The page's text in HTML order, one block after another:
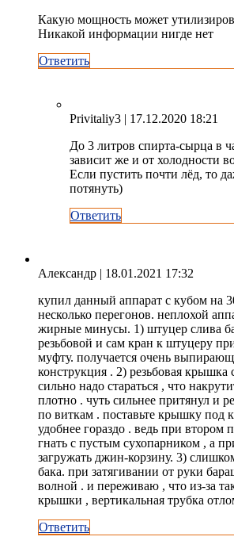
Какую мощность может
Никакой информации нигде нет
Ответить
Privitaliy3 | 17.12.2020 18:21
До 3 литров спирта-сырца в
зависит же и от холодности
Если пустить почти лёд, то
потянуть)
Ответить
Александр | 18.01.2021 17:32
купил данный аппарат с кубом на
несколько перегонов. неплохой
жирные минусы. 1) штуцер слива
резьбовой и сам кран к штуцеру
муфту. получается очень
конструкция . 2) резьбовая крышка
сильно надо стараться , что
плотно . чуть сильнее притянул и
по виткам . поставьте крышку под
удобнее гораздо . ведь при втором
гнать с пустым сухопарником , а
загружать джин-корзину. 3)
бака. при затягивании от руки
волной . и переживаю , что из-за
крышки , вертикальная трубка
Ответить